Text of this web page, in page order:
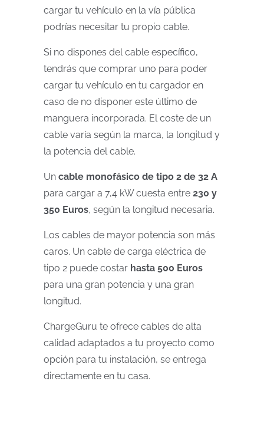
cargar tu vehículo en la vía pública
podrías necesitar tu propio cable.
Si no dispones del cable específico,
tendrás que comprar uno para poder
cargar tu vehículo en tu cargador en
caso de no disponer este último de
manguera incorporada. El coste de un
cable varía según la marca, la longitud y
la potencia del cable.
Un cable monofásico de tipo 2 de 32 A
para cargar a 7,4 kW cuesta entre 230 y
350 Euros, según la longitud necesaria.
Los cables de mayor potencia son más
caros. Un cable de carga eléctrica de
tipo 2 puede costar hasta 500 Euros
para una gran potencia y una gran
longitud.
ChargeGuru te ofrece cables de alta
calidad adaptados a tu proyecto como
opción para tu instalación, se entrega
directamente en tu casa.